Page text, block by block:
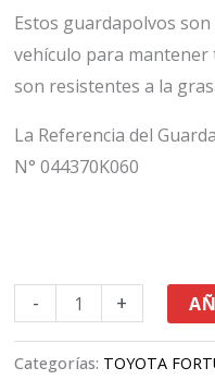
era:
Estos guardapolvos
vehículo para mantener
son resistentes a la
La Referencia del
N° 044370K060
-
Hilux
cantidad
+
Categorías: TOYOTA